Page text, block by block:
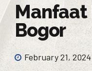
Manfaat
Bogor
February 21, 2024